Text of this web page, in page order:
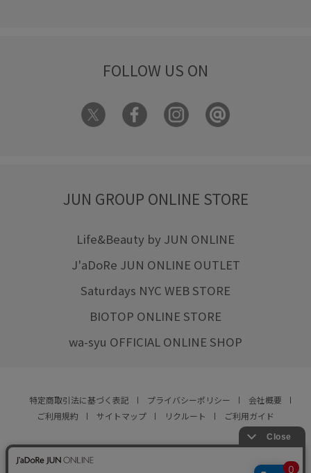
FOLLOW US ON
JUN GROUP ONLINE STORE
Life&Beauty by JUN ONLINE
J'aDoRe JUN ONLINE OUTLET
Saturdays NYC WEB STORE
BIOTOP ONLINE STORE
wa-syu OFFICIAL ONLINE SHOP
特定商取引法に基づく表記 プライバシーポリシー
会社概要
ご利用規約
サイトマップ リクルート ご利用ガイド